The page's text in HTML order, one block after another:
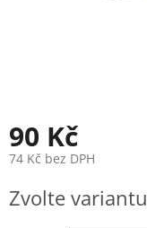
90 Kč
74 Kč bez DPH
cena:
Zvolte variantu